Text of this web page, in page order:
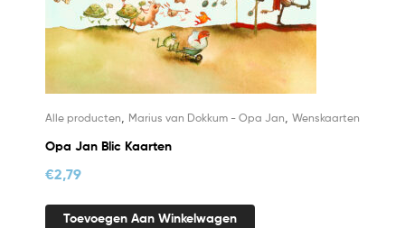
Alle producten, Marius van Dokkum - Opa Jan, Wenskaarten
Opa Jan Blic Kaarten
€2,79
Toevoegen Aan Winkelwagen